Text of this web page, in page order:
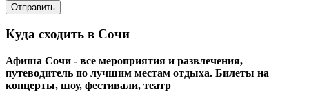
Отправить
Куда сходить в Сочи
Афиша Сочи - все мероприятия и развлечения,
путеводитель по лучшим местам отдыха. Билеты на
концерты, шоу, фестивали, театр